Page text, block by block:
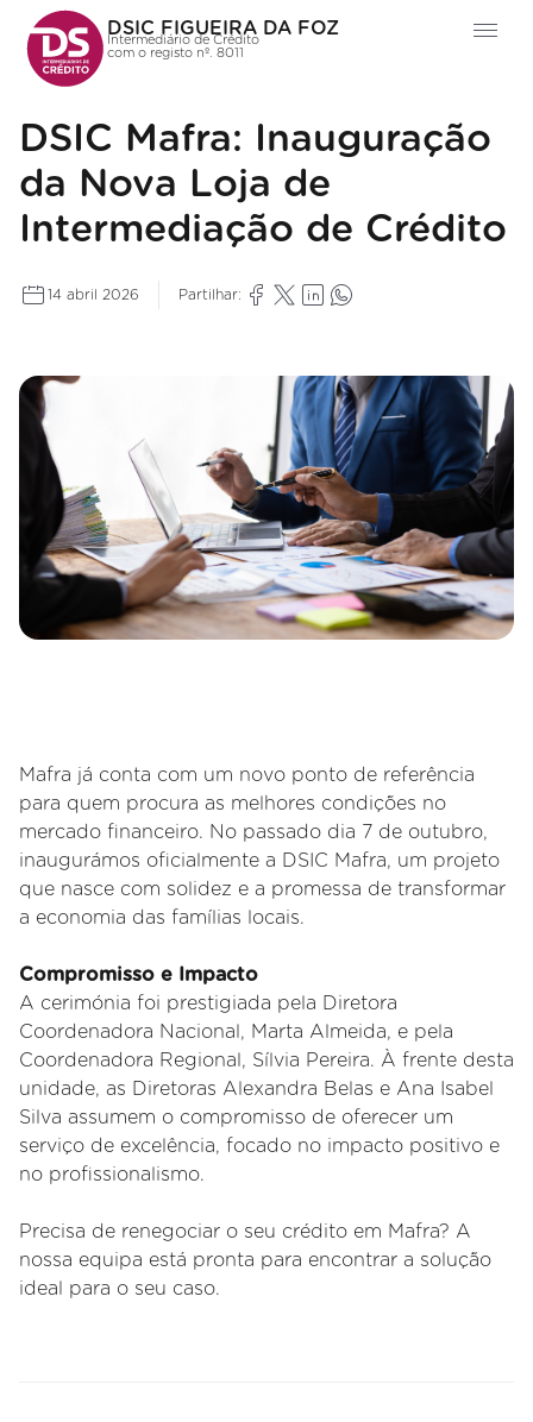
DSIC FIGUEIRA DA FOZ
Intermediário de Crédito
com o registo nº. 8011
DSIC Mafra: Inauguração
da Nova Loja de
Intermediação de Crédito
14 abril 2026 Partilhar:
Mafra já conta com um novo ponto de referência
para quem procura as melhores condições no
mercado financeiro. No passado dia 7 de outubro,
inaugurámos oficialmente a DSIC Mafra, um projeto
que nasce com solidez e a promessa de transformar
a economia das famílias locais.
Compromisso e Impacto
A cerimónia foi prestigiada pela Diretora
Coordenadora Nacional, Marta Almeida, e pela
Coordenadora Regional, Sílvia Pereira. À frente desta
unidade, as Diretoras Alexandra Belas e Ana Isabel
Silva assumem o compromisso de oferecer um
serviço de excelência, focado no impacto positivo e
no profissionalismo.
Precisa de renegociar o seu crédito em Mafra? A
nossa equipa está pronta para encontrar a solução
ideal para o seu caso.